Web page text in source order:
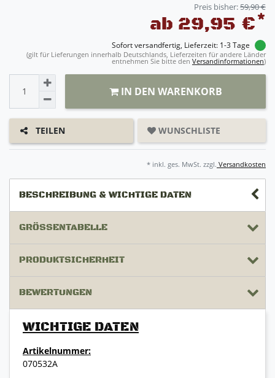
Preis bisher:59,90 €
ab 29,95 €*
Sofort versandfertig, Lieferzeit: 1-3 Tage
(gilt für Lieferungen innerhalb Deutschlands, Lieferzeiten für andere Länder
entnehmen Sie bitte den Versandinformationen)
IN DEN WARENKORB
TEILEN WUNSCHLISTE
* inkl. ges. MwSt. zzgl. Versandkosten
BESCHREIBUNG & WICHTIGE DATEN
GRÖSSENTABELLE
PRODUKTSICHERHEIT
BEWERTUNGEN
WICHTIGE DATEN
Artikelnummer:
070532A